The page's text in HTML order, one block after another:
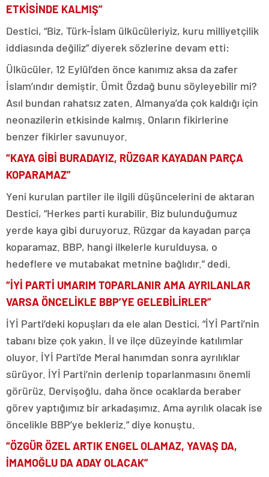
ETKİSİNDE KALMIŞ”
Destici, “Biz, Türk-İslam ülkücüleriyiz, kuru milliyetçilik
iddiasında değiliz” diyerek sözlerine devam etti:
Ülkücüler, 12 Eylül’den önce kanımız aksa da zafer
İslam’ındır demiştir. Ümit Özdağ bunu söyleyebilir mi?
Asıl bundan rahatsız zaten. Almanya’da çok kaldığı için
neonazilerin etkisinde kalmış. Onların fikirlerine
benzer fikirler savunuyor.
“KAYA GİBİ BURADAYIZ, RÜZGAR KAYADAN PARÇA
KOPARAMAZ”
Yeni kurulan partiler ile ilgili düşüncelerini de aktaran
Destici, “Herkes parti kurabilir. Biz bulunduğumuz
yerde kaya gibi duruyoruz. Rüzgar da kayadan parça
koparamaz. BBP, hangi ilkelerle kurulduysa, o
hedeflere ve mutabakat metnine bağlıdır.” dedi.
“İYİ PARTİ UMARIM TOPARLANIR AMA AYRILANLAR
VARSA ÖNCELİKLE BBP’YE GELEBİLİRLER”
İYİ Parti’deki kopuşları da ele alan Destici, “İYİ Parti’nin
tabanı bize çok yakın. İl ve ilçe düzeyinde katılımlar
oluyor. İYİ Parti’de Meral hanımdan sonra ayrılıklar
sürüyor. İYİ Parti’nin derlenip toparlanmasını önemli
görürüz. Dervişoğlu, daha önce ocaklarda beraber
görev yaptığımız bir arkadaşımız. Ama ayrılık olacak ise
öncelikle BBP’ye bekleriz.” diye konuştu.
“ÖZGÜR ÖZEL ARTIK ENGEL OLAMAZ, YAVAŞ DA,
İMAMOĞLU DA ADAY OLACAK”